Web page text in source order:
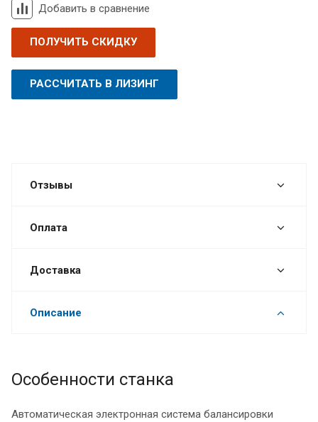
Добавить в сравнение
ПОЛУЧИТЬ СКИДКУ
РАССЧИТАТЬ В ЛИЗИНГ
Отзывы
Оплата
Доставка
Описание
Особенности станка
Автоматическая электронная система балансировки